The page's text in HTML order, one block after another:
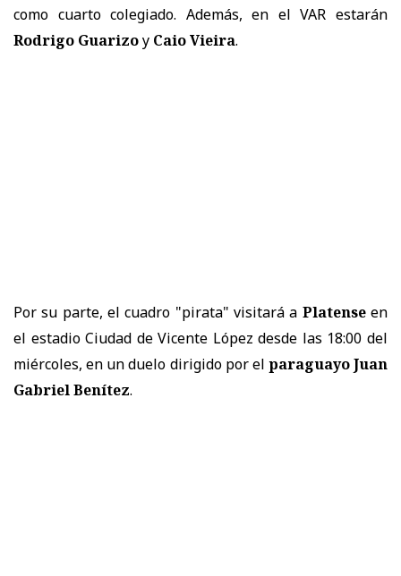
como cuarto colegiado. Además, en el VAR estarán
Rodrigo Guarizoy Caio Vieira.
Por su parte, el cuadro "pirata" visitará a Platenseen
el estadio Ciudad de Vicente López desde las 18:00 del
miércoles, en un duelo dirigido por el paraguayo Juan
Gabriel Benítez.